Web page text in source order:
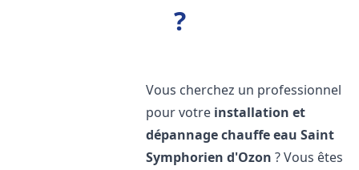
?
Vous cherchez un professionnel
pour votre installation et
dépannage chauffe eau Saint
Symphorien d'Ozon ? Vous êtes